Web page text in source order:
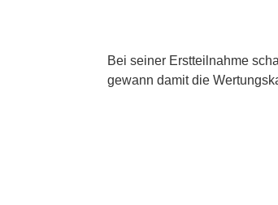
Bei seiner Erstteilnahme
gewann damit die